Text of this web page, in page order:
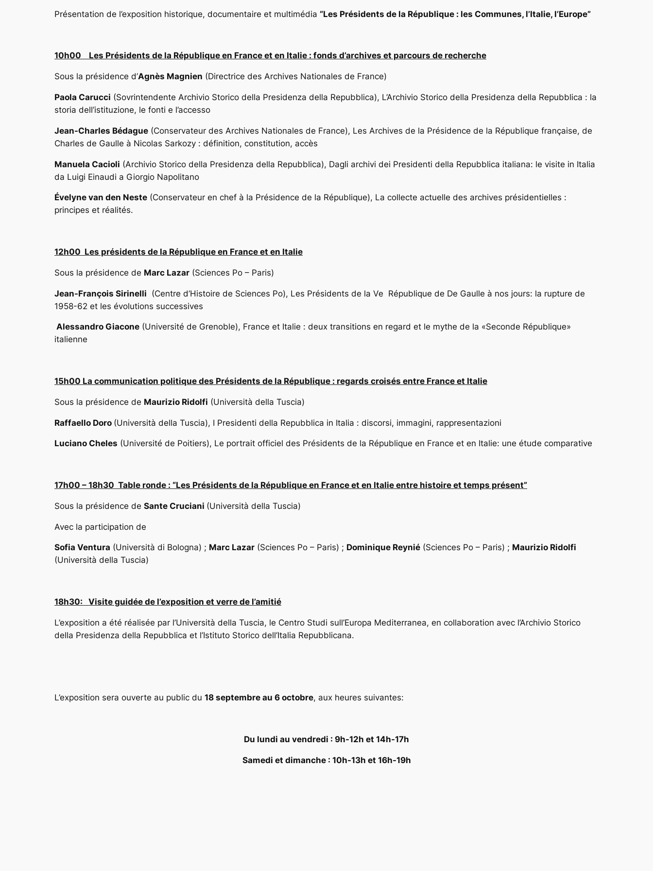
Présentation de l’exposition historique, documentaire et multimédia “Les Présidents de la République : les Communes, l’Italie, l’Europe”
10h00 Les Présidents de la République en France et en Italie : fonds d’archives et parcours de recherche
Sous la présidence d’Agnès Magnien (Directrice des Archives Nationales de France)
Paola Carucci (Sovrintendente Archivio Storico della Presidenza della Repubblica), L’Archivio Storico della Presidenza della Repubblica : la
storia dell’istituzione, le fonti e l’accesso
Jean-Charles Bédague (Conservateur des Archives Nationales de France), Les Archives de la Présidence de la République française, de
Charles de Gaulle à Nicolas Sarkozy : définition, constitution, accès
Manuela Cacioli (Archivio Storico della Presidenza della Repubblica), Dagli archivi dei Presidenti della Repubblica italiana: le visite in Italia
da Luigi Einaudi a Giorgio Napolitano
Évelyne van den Neste (Conservateur en chef à la Présidence de la République), La collecte actuelle des archives présidentielles :
principes et réalités.
12h00 Les présidents de la République en France et en Italie
Sous la présidence de Marc Lazar (Sciences Po – Paris)
Jean-François Sirinelli (Centre d’Histoire de Sciences Po), Les Présidents de la Ve République de De Gaulle à nos jours: la rupture de
1958-62 et les évolutions successives
Alessandro Giacone (Université de Grenoble), France et Italie : deux transitions en regard et le mythe de la «Seconde République»
italienne
15h00 La communication politique des Présidents de la République : regards croisés entre France et Italie
Sous la présidence de Maurizio Ridolfi (Università della Tuscia)
Raffaello Doro (Università della Tuscia), I Presidenti della Repubblica in Italia : discorsi, immagini, rappresentazioni
Luciano Cheles (Université de Poitiers), Le portrait officiel des Présidents de la République en France et en Italie: une étude comparative
17h00 – 18h30 Table ronde : “Les Présidents de la République en France et en Italie entre histoire et temps présent”
Sous la présidence de Sante Cruciani (Università della Tuscia)
Avec la participation de
Sofia Ventura (Università di Bologna) ; Marc Lazar (Sciences Po – Paris) ; Dominique Reynié (Sciences Po – Paris) ; Maurizio Ridolfi
(Università della Tuscia)
18h30: Visite guidée de l’exposition et verre de l’amitié
L’exposition a été réalisée par l’Università della Tuscia, le Centro Studi sull’Europa Mediterranea, en collaboration avec l’Archivio Storico
della Presidenza della Repubblica et l’Istituto Storico dell’Italia Repubblicana.
L’exposition sera ouverte au public du 18 septembre au 6 octobre, aux heures suivantes:
Du lundi au vendredi : 9h-12h et 14h-17h
Samedi et dimanche : 10h-13h et 16h-19h